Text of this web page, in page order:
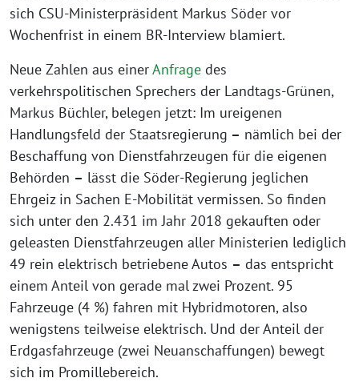
sich CSU-Ministerpräsident Markus Söder vor
Wochenfrist in einem BR-Interview blamiert.
Neue Zahlen aus einerAnfrage des
verkehrspolitischen Sprechers der Landtags-Grünen,
Markus Büchler, belegen jetzt: Im ureigenen
Handlungsfeld der Staatsregierung – nämlich bei der
Beschaffung von Dienstfahrzeugen für die eigenen
Behörden – lässt die Söder-Regierung jeglichen
Ehrgeiz in Sachen E-Mobilität vermissen. So finden
sich unter den 2.431 im Jahr 2018 gekauften oder
geleasten Dienstfahrzeugen aller Ministerien lediglich
49 rein elektrisch betriebene Autos – das entspricht
einem Anteil von gerade mal zwei Prozent. 95
Fahrzeuge (4 %) fahren mit Hybridmotoren, also
wenigstens teilweise elektrisch. Und der Anteil der
Erdgasfahrzeuge (zwei Neuanschaffungen) bewegt
sich im Promillebereich.